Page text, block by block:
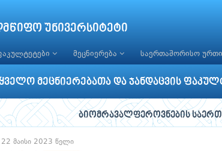
უნივერსიტეტი
მეცნიერება საერთაშორისო
მეცნიერებათა და ჯანდაცვის
ბიომრავალფეროვნების
22 მაისი 2023 წელი